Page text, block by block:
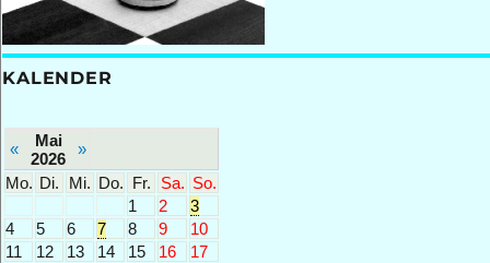
KALENDER
«
Mai
2026
»
Mo. Di. Mi. Do. Fr. Sa. So.
1
2
3
4
5 6 7 8 9
10
11
12 13 14 15 16
17